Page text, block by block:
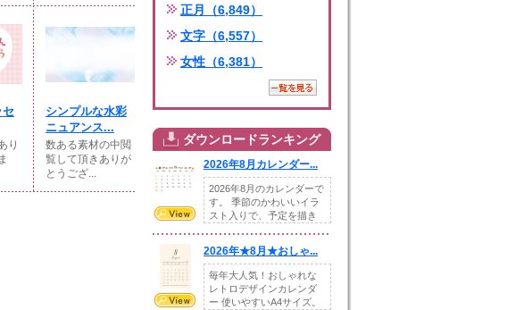
り
シンプルな水彩
ニュアンス...
数ある素材の中閲
覧して頂きありが
とうござ...
正月（6,849）
文字（6,557）
女性（6,381）
ダウンロードランキング
2026年8月カレンダー...
2026年8月のカレンダーで
す。 季節のかわいいイラ
スト入りで、予定を描き
2026年★8月★おしゃ...
毎年大人気！おしゃれな
レトロデザインカレンダ
ー 使いやすいA4サイズ。